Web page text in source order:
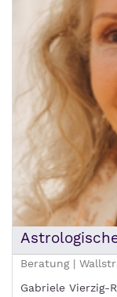
Beratung |
Gabriele Vierzig-